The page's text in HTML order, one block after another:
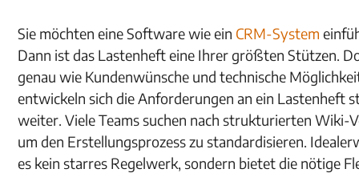
Sie möchten eine Software wie ein CRM-System
Dann ist das Lastenheft eine Ihrer größten Stützen.
genau wie Kundenwünsche und technische
entwickeln sich die Anforderungen an ein Lastenheft
weiter. Viele Teams suchen nach strukturierten Wiki-
um den Erstellungsprozess zu standardisieren.
es kein starres Regelwerk, sondern bietet die nötige